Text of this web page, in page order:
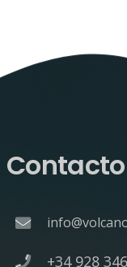
Contacto
+34 928